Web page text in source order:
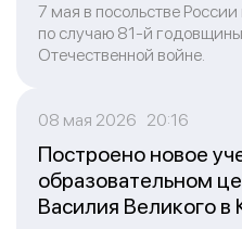
7 мая в посольстве
по случаю 81-й
Отечественной войне.
08 мая 2026 20:16
Построено новое
образовательном
Василия Великого в